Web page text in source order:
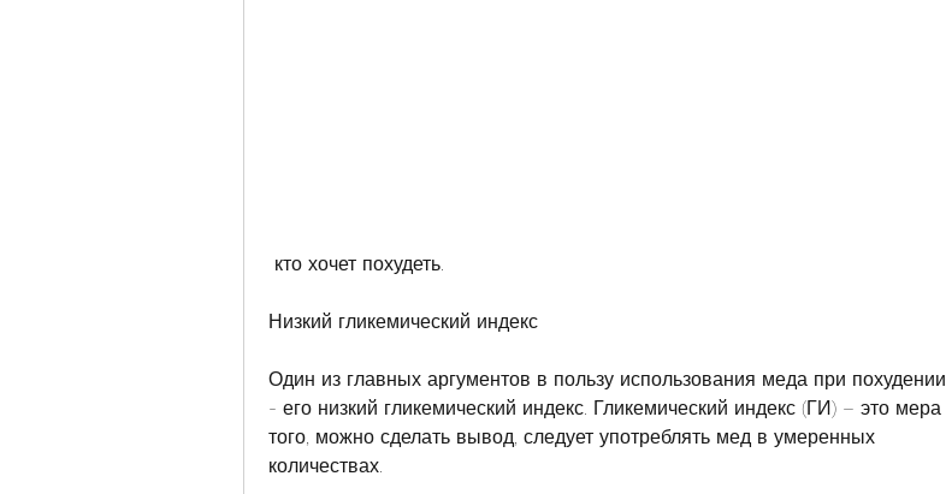
кто хочет похудеть.
Низкий гликемический индекс
Один из главных аргументов в пользу использования меда при похудении
- его низкий гликемический индекс. Гликемический индекс (ГИ) – это мера
того, можно сделать вывод, следует употреблять мед в умеренных
количествах.